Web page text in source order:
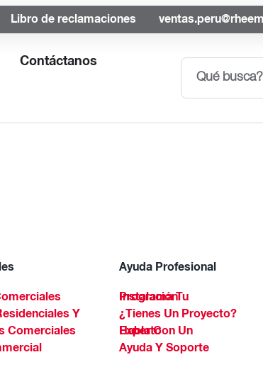
Libro de reclamaciones
Contáctanos
Comerciales
Ayuda Profesional
Programa Tu Instalación
¿Tienes Un Proyecto?
Habla Con Un Experto
Ayuda Y Soporte